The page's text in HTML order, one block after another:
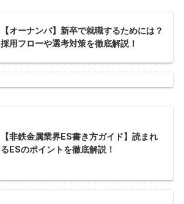
【オーナンバ】新卒で就職するためには？
採用フローや選考対策を徹底解説！
【非鉄金属業界ES書き方ガイド】読まれ
るESのポイントを徹底解説！